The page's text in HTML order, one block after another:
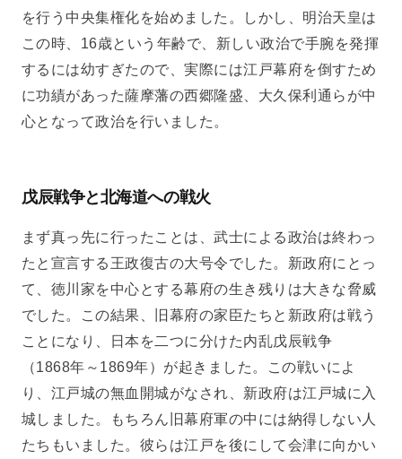
を行う中央集権化を始めました。しかし、明治天皇は
この時、16歳という年齢で、新しい政治で手腕を発揮
するには幼すぎたので、実際には江戸幕府を倒すため
に功績があった薩摩藩の西郷隆盛、大久保利通らが中
心となって政治を行いました。
戊辰戦争と北海道への戦火
まず真っ先に行ったことは、武士による政治は終わっ
たと宣言する王政復古の大号令でした。新政府にとっ
て、徳川家を中心とする幕府の生き残りは大きな脅威
でした。この結果、旧幕府の家臣たちと新政府は戦う
ことになり、日本を二つに分けた内乱戊辰戦争
（1868年～1869年）が起きました。この戦いによ
り、江戸城の無血開城がなされ、新政府は江戸城に入
城しました。もちろん旧幕府軍の中には納得しない人
たちもいました。彼らは江戸を後にして会津に向かい